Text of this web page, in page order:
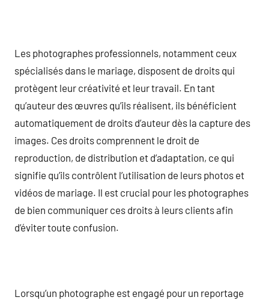
Les photographes professionnels, notamment ceux
spécialisés dans le mariage, disposent de droits qui
protègent leur créativité et leur travail. En tant
qu’auteur des œuvres qu’ils réalisent, ils bénéficient
automatiquement de droits d’auteur dès la capture des
images. Ces droits comprennent le droit de
reproduction, de distribution et d’adaptation, ce qui
signifie qu’ils contrôlent l’utilisation de leurs photos et
vidéos de mariage. Il est crucial pour les photographes
de bien communiquer ces droits à leurs clients afin
d’éviter toute confusion.
Lorsqu’un photographe est engagé pour un reportage